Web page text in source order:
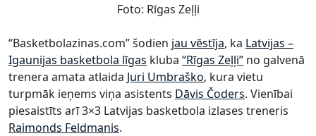
Foto: Rīgas Zeļļi
“Basketbolazinas.com” šodien jau vēstīja, ka Latvijas –
Igaunijas basketbola līgas kluba “Rīgas Zeļļi” no galvenā
trenera amata atlaida Juri Umbraško, kura vietu
turpmāk ieņems viņa asistents Dāvis Čoders. Vienībai
piesaistīts arī 3×3 Latvijas basketbola izlases treneris
Raimonds Feldmanis.